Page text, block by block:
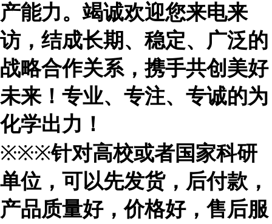
产能力。竭诚欢迎您来电来
访，结成长期、稳定、广泛的
战略合作关系，携手共创美好
未来！专业、专注、专诚的为
化学出力！
※※※针对高校或者国家科研
单位，可以先发货，后付款，
产品质量好，价格好，售后服